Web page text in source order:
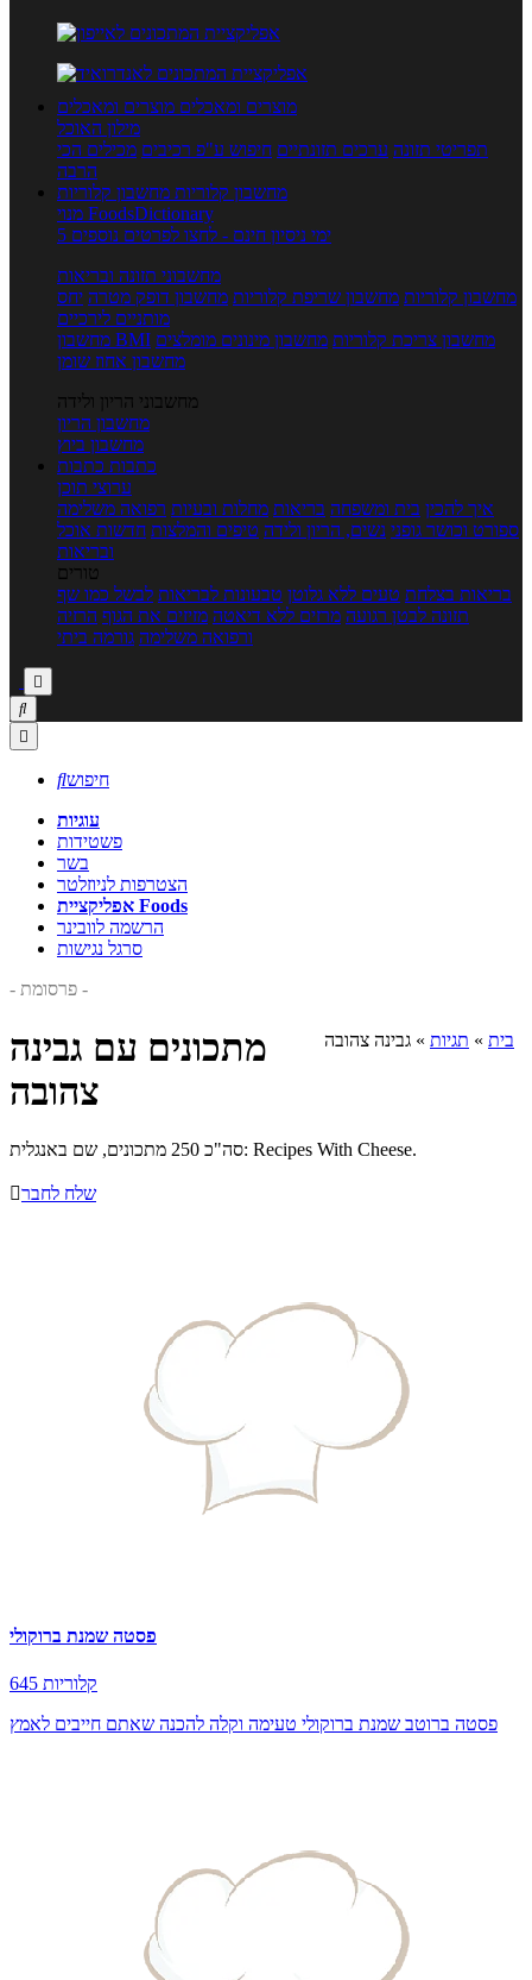
מוצרים ומאכלים מוצרים ומאכלים
מילון האוכל
תפריטי תזונה ערכים תזונתיים חיפוש ע"פ רכיבים מכילים הכי
הרבה
מחשבון קלוריות מחשבון קלוריות
מנוי FoodsDictionary
5 ימי ניסיון חינם - לחצו לפרטים נוספים
מחשבוני תזונה ובריאות
מחשבון קלוריות מחשבון שריפת קלוריות מחשבון דופק מטרה יחס
מותניים לירכיים
מחשבון BMI
מחשבון צריכת קלוריות מחשבון מינונים מומלצים
מחשבון אחוז שומן
מחשבוני הריון ולידה
מחשבון הריון
מחשבון ביוץ
כתבות כתבות
ערוצי תוכן
איך להכין בית ומשפחה בריאות מחלות ובעיות רפואה משלימה
ספורט וכושר גופני נשים, הריון ולידה טיפים והמלצות חדשות אוכל
ובריאות
טורים
בריאות בצלחת טעים ללא גלוטן טבעונות לבריאות לבשל כמו שף
תזונה לבטן רגועה מרזים ללא דיאטה מזיזים את הגוף הרזיה
ורפואה משלימה גורמה ביתי



חיפוש
עוגיות
פשטידות
בשר
הצטרפות לניוזלטר
אפליקציית Foods
הרשמה לוובינר
סרגל נגישות
- פרסומת -
בית » תגיות » גבינה צהובה
מתכונים עם גבינה
צהובה
סה"כ 250 מתכונים, שם באנגלית: Recipes With Cheese.
שלח לחבר
פסטה שמנת ברוקולי
645 קלוריות
פסטה ברוטב שמנת ברוקולי טעימה וקלה להכנה שאתם חייבים לאמץ